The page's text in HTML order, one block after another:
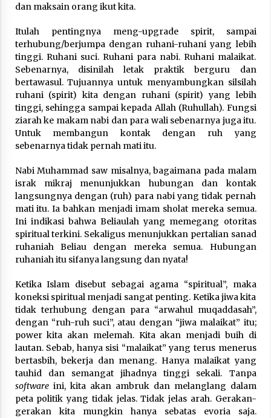
dan maksain orang ikut kita.
Itulah pentingnya meng-upgrade spirit, sampai
terhubung/berjumpa dengan ruhani-ruhani yang lebih
tinggi. Ruhani suci. Ruhani para nabi. Ruhani malaikat.
Sebenarnya, disinilah letak praktik berguru dan
bertawasul. Tujuannya untuk menyambungkan silsilah
ruhani (spirit) kita dengan ruhani (spirit) yang lebih
tinggi, sehingga sampai kepada Allah (Ruhullah). Fungsi
ziarah ke makam nabi dan para wali sebenarnya juga itu.
Untuk membangun kontak dengan ruh yang
sebenarnya tidak pernah mati itu.
Nabi Muhammad saw misalnya, bagaimana pada malam
israk mikraj menunjukkan hubungan dan kontak
langsungnya dengan (ruh) para nabi yang tidak pernah
mati itu. Ia bahkan menjadi imam sholat mereka semua.
Ini indikasi bahwa Beliaulah yang memegang otoritas
spiritual terkini. Sekaligus menunjukkan pertalian sanad
ruhaniah Beliau dengan mereka semua. Hubungan
ruhaniah itu sifanya langsung dan nyata!
Ketika Islam disebut sebagai agama “spiritual”, maka
koneksi spiritual menjadi sangat penting. Ketika jiwa kita
tidak terhubung dengan para “arwahul muqaddasah”,
dengan “ruh-ruh suci”, atau dengan “jiwa malaikat” itu;
power kita akan melemah. Kita akan menjadi buih di
lautan. Sebab, hanya sisi “malaikat” yang terus menerus
bertasbih, bekerja dan menang. Hanya malaikat yang
tauhid dan semangat jihadnya tinggi sekali. Tanpa
softwareini, kita akan ambruk dan melanglang dalam
peta politik yang tidak jelas. Tidak jelas arah. Gerakan-
gerakan kita mungkin hanya sebatas evoria saja.